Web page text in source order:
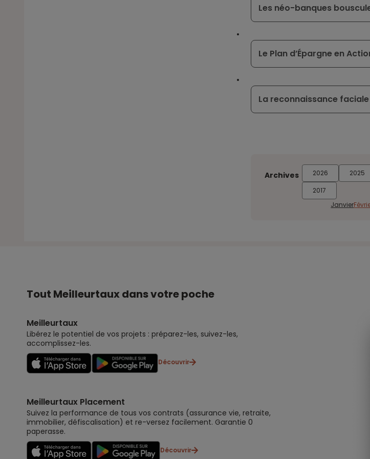
Les néo-banques
Le Plan d’Épargne en
La reconnaissance
Archives 2026 2025
2017
Janvier
Tout Meilleurtaux dans votre poche
Meilleurtaux
Libérez le potentiel de vos projets : préparez-les, suivez-les,
accomplissez-les.
Découvrir
Meilleurtaux Placement
Suivez la performance de tous vos contrats (assurance vie, retraite,
immobilier, défiscalisation) et re-versez facilement. Garantie 0
paperasse.
Découvrir